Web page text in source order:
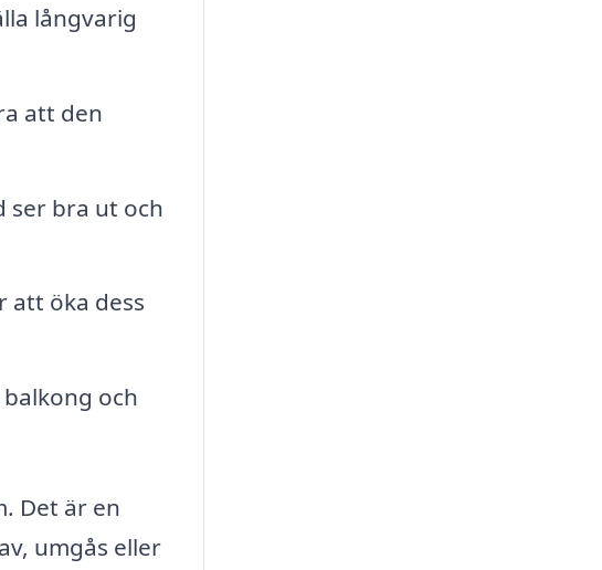
långvarig
att den
ser bra ut och
att öka dess
och
Det är en
umgås eller